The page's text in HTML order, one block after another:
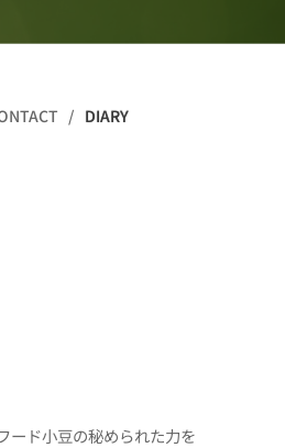
DIARY
ード小豆の秘められた力を